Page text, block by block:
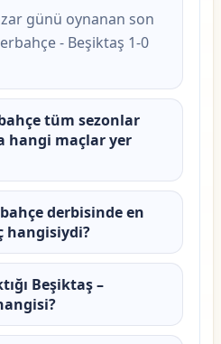
günü oynanan son
- Beşiktaş 1-0
tüm sezonlar
hangi maçlar yer
derbisinde en
hangisiydi?
Beşiktaş –